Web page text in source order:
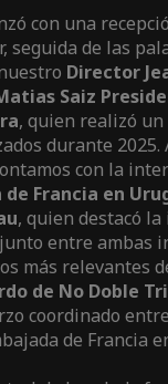
con una
seguida de las
Director
Saiz
, quien realizó un
durante 2025.
con la
Francia en
, quien destacó
entre ambas
más relevantes
de No Doble
coordinado
de Francia